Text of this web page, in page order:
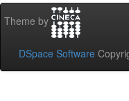
Theme by
DSpace Software